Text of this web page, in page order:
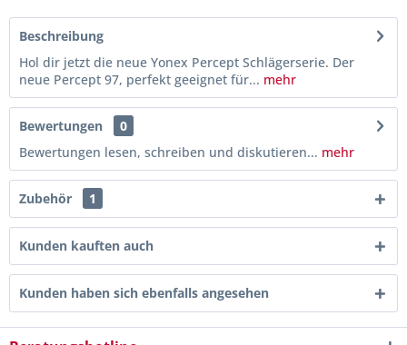
Beschreibung
Hol dir jetzt die neue Yonex Percept Schlägerserie. Der
neue Percept 97, perfekt geeignet für... mehr
Bewertungen
0
Bewertungen lesen, schreiben und diskutieren... mehr
Zubehör 1
Kunden kauften auch
Kunden haben sich ebenfalls angesehen